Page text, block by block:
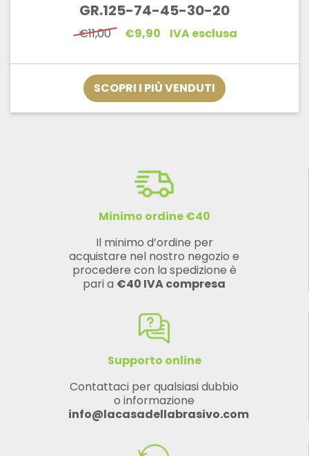
GR.125-74-45-30-20
€11,00 Il
era:
€11,00.
€9,90
Il
è:
€9,90.
IVA esclusa
SCOPRI I PIÙ VENDUTI
Minimo ordine €40
Il minimo d’ordine per
acquistare nel nostro negozio e
procedere con la spedizione è
pari a €40 IVA compresa
Supporto online
Contattaci per qualsiasi dubbio
o informazione
info@lacasadellabrasivo.com